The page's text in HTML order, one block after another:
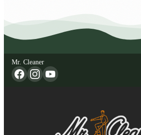
Mr. Cleaner